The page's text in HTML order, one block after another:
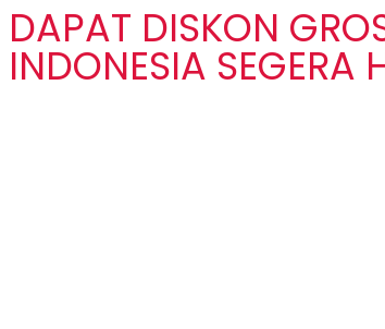
DAPAT DISKON
INDONESIA